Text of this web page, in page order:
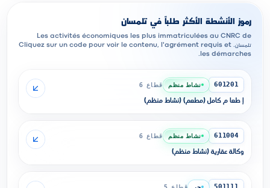
رموز الأنشطة الأكثر طلباً في تلمسان
Les activités économiques les plus immatriculées au CNRC de
تلمسان. Cliquez sur un code pour voir le contenu, l'agrément requis et
les démarches.
601201 نشاط منظم قطاع 6
إ طعا م كامل (مطعم) (نشاط منظم)
611004 نشاط منظم قطاع 6
وكالة عقارية (نشاط منظم)